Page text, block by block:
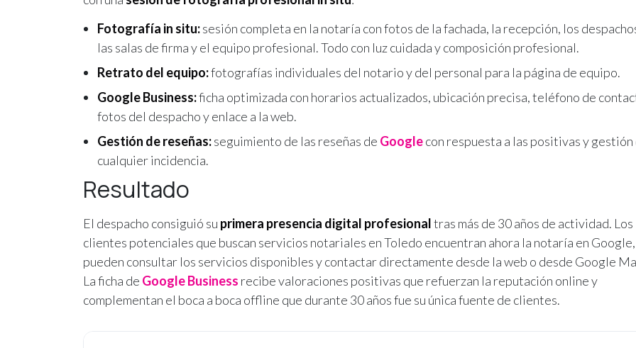
Fotografía in situ:sesión completa en la notaría con fotos de la fachada, la recepción, los
las salas de firma y el equipo profesional. Todo con luz cuidada y composición profesional.
Retrato del equipo:fotografías individuales del notario y del personal para la página de equipo.
Google Business:ficha optimizada con horarios actualizados, ubicación precisa, teléfono de
fotos del despacho y enlace a la web.
Gestión de reseñas:seguimiento de las reseñas de Googlecon respuesta a las positivas y gestión
cualquier incidencia.
Resultado
El despacho consiguió su primera presencia digital profesionaltras más de 30 años de actividad. Los
clientes potenciales que buscan servicios notariales en Toledo encuentran ahora la notaría en Google,
pueden consultar los servicios disponibles y contactar directamente desde la web o desde Google
La ficha de Google Business recibe valoraciones positivas que refuerzan la reputación online y
complementan el boca a boca offline que durante 30 años fue su única fuente de clientes.